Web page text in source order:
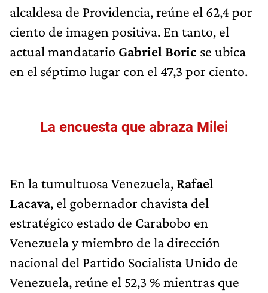
alcaldesa de Providencia, reúne el 62,4 por
ciento de imagen positiva. En tanto, el
actual mandatario Gabriel Boric se ubica
en el séptimo lugar con el 47,3 por ciento.
La encuesta que abraza Milei
En la tumultuosa Venezuela, Rafael
Lacava, el gobernador chavista del
estratégico estado de Carabobo en
Venezuela y miembro de la dirección
nacional del Partido Socialista Unido de
Venezuela, reúne el 52,3 % mientras que